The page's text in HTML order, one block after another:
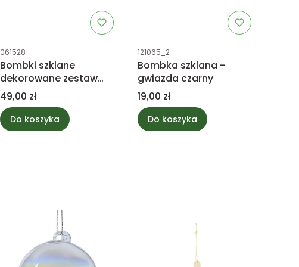
Kod produktu
061528
Bombki szklane
dekorowane zestaw
3szt.
Cena
49,00 zł
Do koszyka
Kod produktu
121065_2
Bombka szklana -
gwiazda czarny
Cena
19,00 zł
Do koszyka